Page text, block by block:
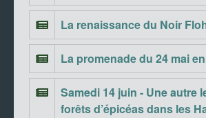
La renaissance du Noir
La promenade du 24 mai
Samedi 14 juin - Une autre
forêts d’épicéas dans les